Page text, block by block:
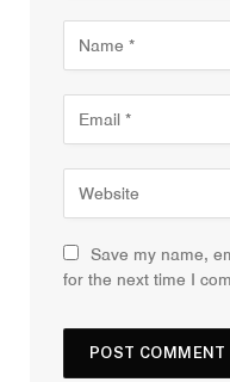
Save my name,
for the next time I